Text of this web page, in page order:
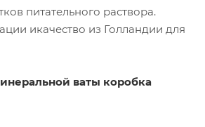
питательного раствора.
икачество из Голландии для
ваты коробка